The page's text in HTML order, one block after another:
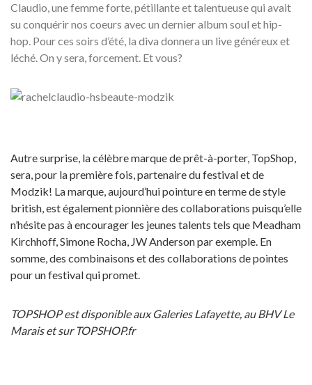
Claudio, une femme forte, pétillante et talentueuse qui avait
su conquérir nos coeurs avec un dernier album soul et hip-
hop. Pour ces soirs d’été, la diva donnera un live généreux et
léché. On y sera, forcement. Et vous?
Autre surprise, la célèbre marque de prêt-à-porter, TopShop,
sera, pour la première fois, partenaire du festival et de
Modzik! La marque, aujourd’hui pointure en terme de style
british, est également pionnière des collaborations puisqu’elle
n’hésite pas à encourager les jeunes talents tels que Meadham
Kirchhoff, Simone Rocha, JW Anderson par exemple. En
somme, des combinaisons et des collaborations de pointes
pour un festival qui promet.
TOPSHOP est disponible aux Galeries Lafayette, au BHV Le
Marais et sur TOPSHOP.fr